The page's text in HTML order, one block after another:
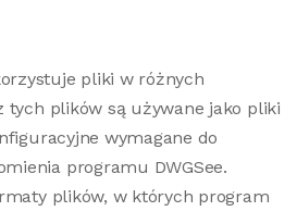
pliki w różnych
tych plików są używane jako pliki
wymagane do
programu DWGSee.
plików, w których program